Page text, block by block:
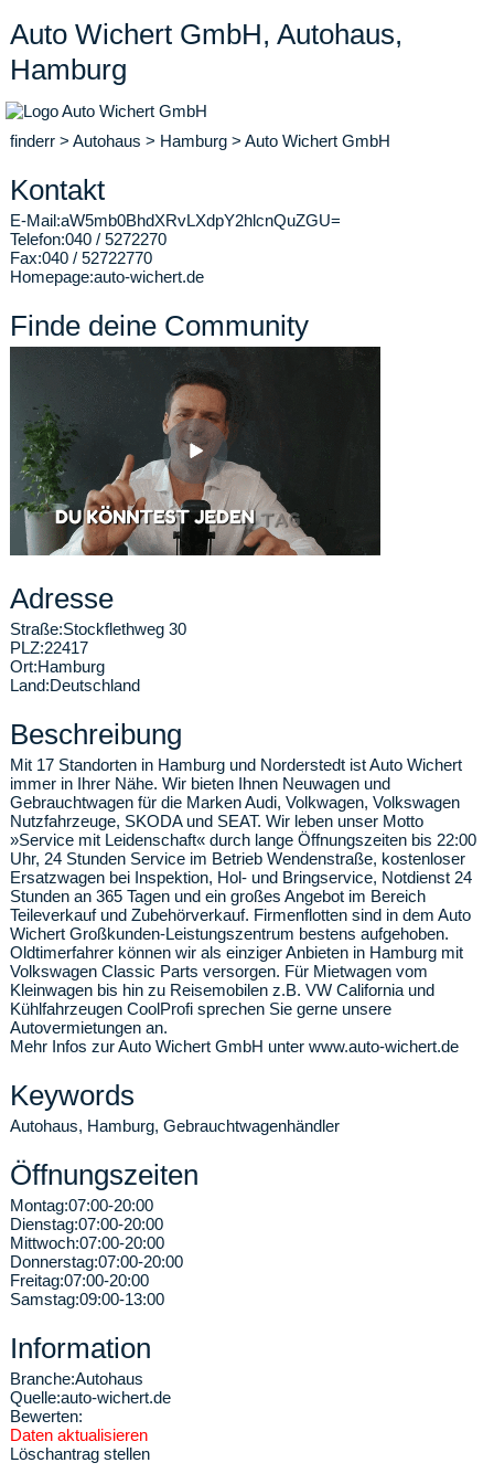
Auto Wichert GmbH, Autohaus,
Hamburg
finderr > Autohaus > Hamburg > Auto Wichert GmbH
Kontakt
E-Mail:aW5mb0BhdXRvLXdpY2hlcnQuZGU=
Telefon:040 / 5272270
Fax:040 / 52722770
Homepage:auto-wichert.de
Finde deine Community
Adresse
Straße:Stockflethweg 30
PLZ:22417
Ort:Hamburg
Land:Deutschland
Beschreibung
Mit 17 Standorten in Hamburg und Norderstedt ist Auto Wichert
immer in Ihrer Nähe. Wir bieten Ihnen Neuwagen und
Gebrauchtwagen für die Marken Audi, Volkwagen, Volkswagen
Nutzfahrzeuge, SKODA und SEAT. Wir leben unser Motto
»Service mit Leidenschaft« durch lange Öffnungszeiten bis 22:00
Uhr, 24 Stunden Service im Betrieb Wendenstraße, kostenloser
Ersatzwagen bei Inspektion, Hol- und Bringservice, Notdienst 24
Stunden an 365 Tagen und ein großes Angebot im Bereich
Teileverkauf und Zubehörverkauf. Firmenflotten sind in dem Auto
Wichert Großkunden-Leistungszentrum bestens aufgehoben.
Oldtimerfahrer können wir als einziger Anbieten in Hamburg mit
Volkswagen Classic Parts versorgen. Für Mietwagen vom
Kleinwagen bis hin zu Reisemobilen z.B. VW California und
Kühlfahrzeugen CoolProfi sprechen Sie gerne unsere
Autovermietungen an.
Mehr Infos zur Auto Wichert GmbH unter www.auto-wichert.de
Keywords
Autohaus, Hamburg, Gebrauchtwagenhändler
Öffnungszeiten
Montag:07:00-20:00
Dienstag:07:00-20:00
Mittwoch:07:00-20:00
Donnerstag:07:00-20:00
Freitag:07:00-20:00
Samstag:09:00-13:00
Information
Branche:Autohaus
Quelle:auto-wichert.de
Bewerten:
Daten aktualisieren
Löschantrag stellen